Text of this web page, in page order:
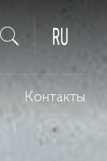
Контакты